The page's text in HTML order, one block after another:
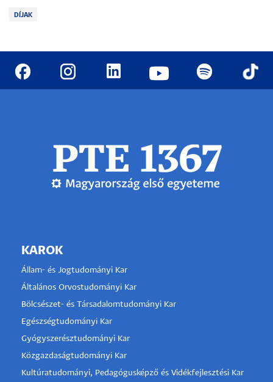
DÍJAK
KAROK
Állam- és Jogtudományi Kar
Általános Orvostudományi Kar
Bölcsészet- és Társadalomtudományi Kar
Egészségtudományi Kar
Gyógyszerésztudományi Kar
Közgazdaságtudományi Kar
Kultúratudományi, Pedagógusképző és Vidékfejlesztési Kar